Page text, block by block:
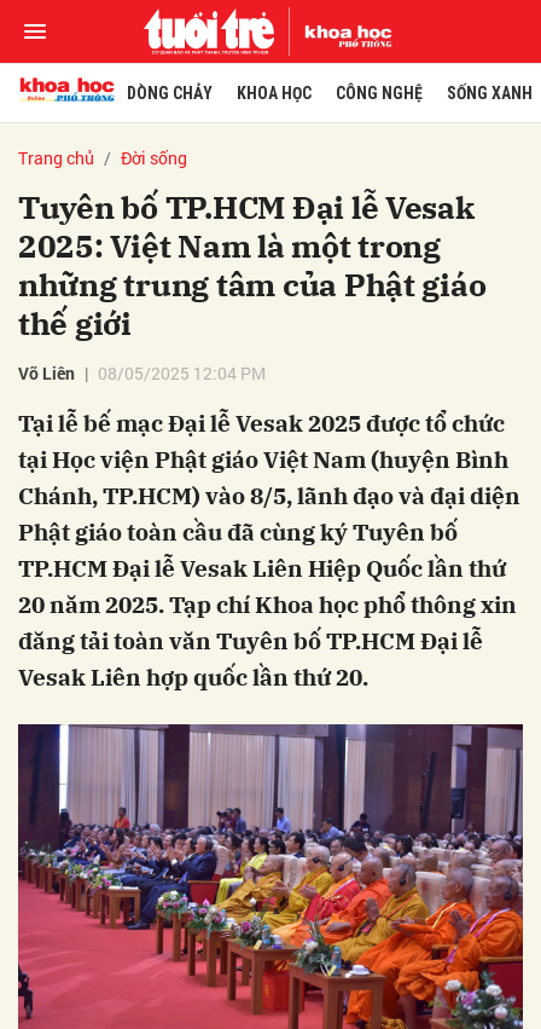
DÒNG CHẢY KHOA HỌC CÔNG NGHỆ SỐNG XANH
Trang chủ Đời sống
Tuyên bố TP.HCM Đại lễ Vesak
2025: Việt Nam là một trong
những trung tâm của Phật giáo
thế giới
Võ Liên 08/05/2025 12:04 PM
Tại lễ bế mạc Đại lễ Vesak 2025 được tổ chức
tại Học viện Phật giáo Việt Nam (huyện Bình
Chánh, TP.HCM) vào 8/5, lãnh đạo và đại diện
Phật giáo toàn cầu đã cùng ký Tuyên bố
TP.HCM Đại lễ Vesak Liên Hiệp Quốc lần thứ
20 năm 2025. Tạp chí Khoa học phổ thông xin
đăng tải toàn văn Tuyên bố TP.HCM Đại lễ
Vesak Liên hợp quốc lần thứ 20.